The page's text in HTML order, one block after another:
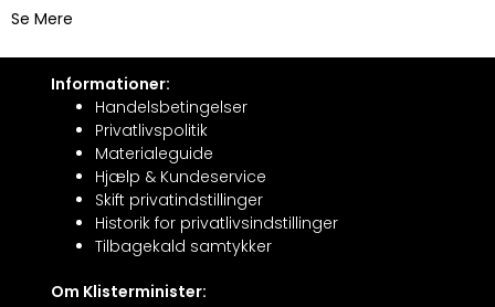
Se Mere
Informationer:
Handelsbetingelser
Privatlivspolitik
Materialeguide
Hjælp & Kundeservice
Skift privatindstillinger
Historik for privatlivsindstillinger
Tilbagekald samtykker
Om Klisterminister: